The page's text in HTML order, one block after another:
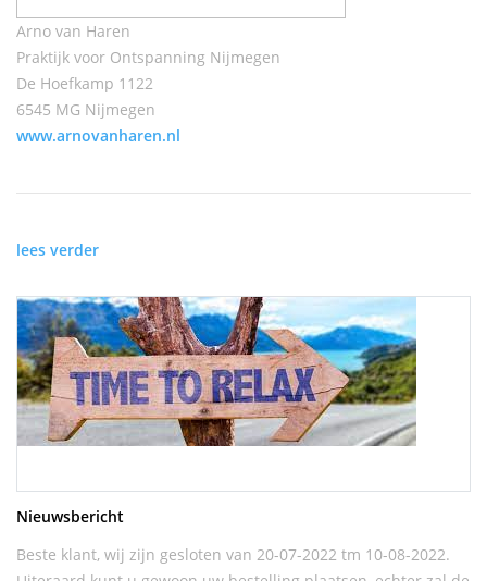
Arno van Haren
Praktijk voor Ontspanning Nijmegen
De Hoefkamp 1122
6545 MG Nijmegen
www.arnovanharen.nl
lees verder
Nieuwsbericht
Beste klant, wij zijn gesloten van 20-07-2022 tm 10-08-2022.